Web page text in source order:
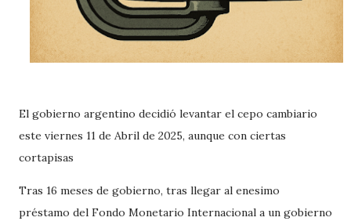
El gobierno argentino decidió levantar el cepo cambiario
este viernes 11 de Abril de 2025, aunque con ciertas
cortapisas
Tras 16 meses de gobierno, tras llegar al enesimo
préstamo del Fondo Monetario Internacional a un gobierno